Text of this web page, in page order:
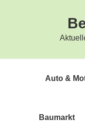
Auto &
Bau­markt